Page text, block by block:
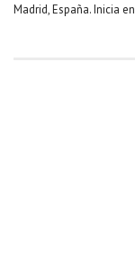
Madrid, España. Inicia